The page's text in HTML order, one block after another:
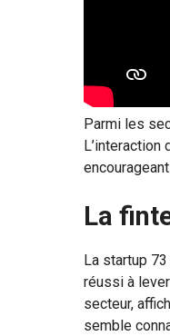
Parmi les
La
La startup
réussi à
secteur,
semble